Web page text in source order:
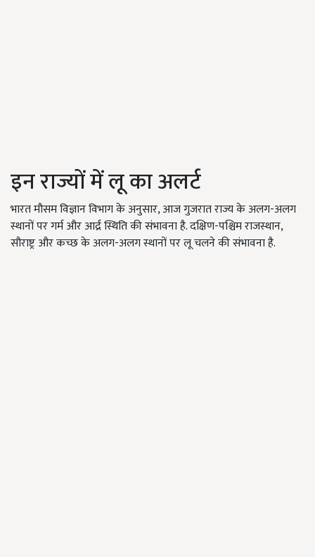
इन राज्यों में लू का अलर्ट
भारत मौसम विज्ञान विभाग के अनुसार, आज गुजरात राज्य के अलग-अलग
स्थानों पर गर्म और आर्द्र स्थिति की संभावना है. दक्षिण-पश्चिम राजस्थान,
सौराष्ट्र और कच्छ के अलग-अलग स्थानों पर लू चलने की संभावना है.